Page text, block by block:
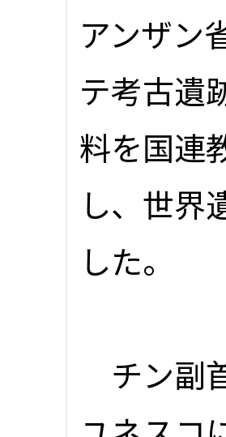
アンザン
テ考古遺
料を国連
し、世界
した。
チン副